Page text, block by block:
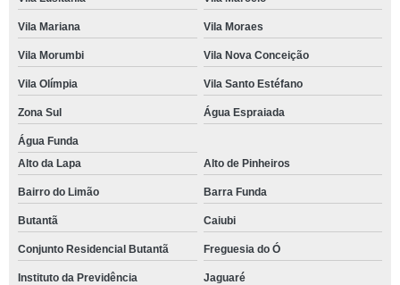
Vila Mariana Vila Moraes
Vila Morumbi Vila Nova Conceição
Vila Olímpia Vila Santo Estéfano
Zona Sul Água Espraiada
Água Funda
Alto da Lapa
Alto de Pinheiros
Bairro do Limão Barra Funda
Butantã Caiubi
Conjunto Residencial Butantã Freguesia do Ó
Instituto da Previdência Jaguaré